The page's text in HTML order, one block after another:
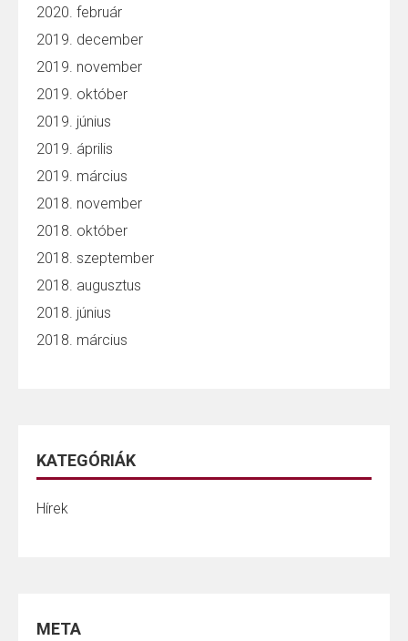
2020. február
2019. december
2019. november
2019. október
2019. június
2019. április
2019. március
2018. november
2018. október
2018. szeptember
2018. augusztus
2018. június
2018. március
KATEGÓRIÁK
Hírek
META